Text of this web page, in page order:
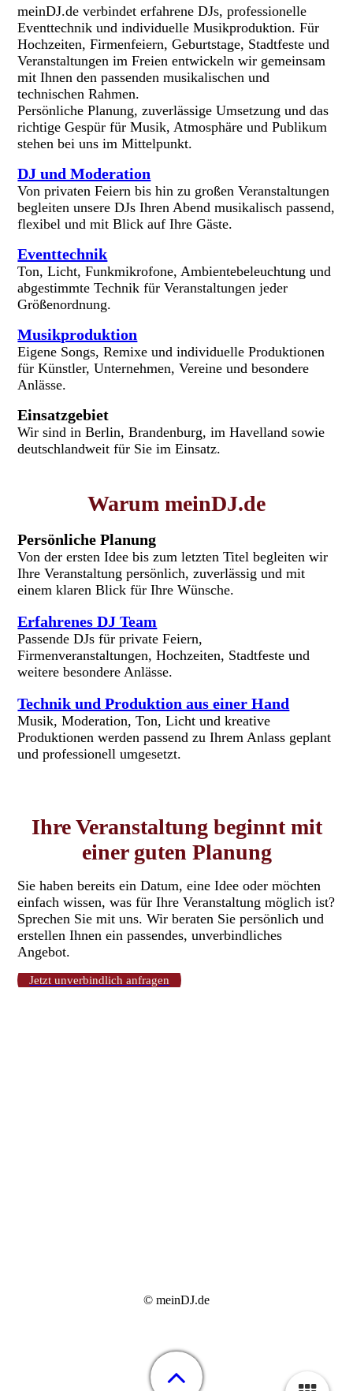
meinDJ.de verbindet erfahrene DJs, professionelle
Eventtechnik und individuelle Musikproduktion. Für
Hochzeiten, Firmenfeiern, Geburtstage, Stadtfeste und
Veranstaltungen im Freien entwickeln wir gemeinsam
mit Ihnen den passenden musikalischen und
technischen Rahmen.
Persönliche Planung, zuverlässige Umsetzung und das
richtige Gespür für Musik, Atmosphäre und Publikum
stehen bei uns im Mittelpunkt.
DJ und Moderation
Von privaten Feiern bis hin zu großen Veranstaltungen
begleiten unsere DJs Ihren Abend musikalisch passend,
flexibel und mit Blick auf Ihre Gäste.
Eventtechnik
Ton, Licht, Funkmikrofone, Ambientebeleuchtung und
abgestimmte Technik für Veranstaltungen jeder
Größenordnung.
Musikproduktion
Eigene Songs, Remixe und individuelle Produktionen
für Künstler, Unternehmen, Vereine und besondere
Anlässe.
Einsatzgebiet
Wir sind in Berlin, Brandenburg, im Havelland sowie
deutschlandweit für Sie im Einsatz.
Warum meinDJ.de
Persönliche Planung
Von der ersten Idee bis zum letzten Titel begleiten wir
Ihre Veranstaltung persönlich, zuverlässig und mit
einem klaren Blick für Ihre Wünsche.
Erfahrenes DJ Team
Passende DJs für private Feiern,
Firmenveranstaltungen, Hochzeiten, Stadtfeste und
weitere besondere Anlässe.
Technik und Produktion aus einer Hand
Musik, Moderation, Ton, Licht und kreative
Produktionen werden passend zu Ihrem Anlass geplant
und professionell umgesetzt.
Ihre Veranstaltung beginnt mit
einer guten Planung
Sie haben bereits ein Datum, eine Idee oder möchten
einfach wissen, was für Ihre Veranstaltung möglich ist?
Sprechen Sie mit uns. Wir beraten Sie persönlich und
erstellen Ihnen ein passendes, unverbindliches
Angebot.
Jetzt unverbindlich anfragen
© meinDJ.de